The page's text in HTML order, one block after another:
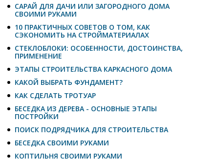
САРАЙ ДЛЯ ДАЧИ ИЛИ ЗАГОРОДНОГО ДОМА
СВОИМИ РУКАМИ
10 ПРАКТИЧНЫХ СОВЕТОВ О ТОМ, КАК
СЭКОНОМИТЬ НА СТРОЙМАТЕРИАЛАХ
СТЕКЛОБЛОКИ: ОСОБЕННОСТИ, ДОСТОИНСТВА,
ПРИМЕНЕНИЕ
ЭТАПЫ СТРОИТЕЛЬСТВА КАРКАСНОГО ДОМА
КАКОЙ ВЫБРАТЬ ФУНДАМЕНТ?
КАК СДЕЛАТЬ ТРОТУАР
БЕСЕДКА ИЗ ДЕРЕВА - ОСНОВНЫЕ ЭТАПЫ
ПОСТРОЙКИ
ПОИСК ПОДРЯДЧИКА ДЛЯ СТРОИТЕЛЬСТВА
БЕСЕДКА СВОИМИ РУКАМИ
КОПТИЛЬНЯ СВОИМИ РУКАМИ